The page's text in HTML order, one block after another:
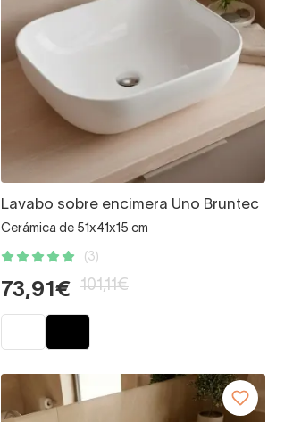
Lavabo sobre encimera Uno Bruntec
Cerámica de 51x41x15 cm
(3)
73,91€ 101,11€